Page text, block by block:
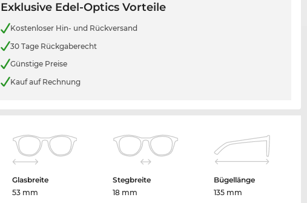
Exklusive Edel-Optics Vorteile
Kostenloser Hin- und Rückversand
30 Tage Rückgaberecht
Günstige Preise
Kauf auf Rechnung
Glasbreite
53 mm
Stegbreite
18 mm
Bügellänge
135 mm